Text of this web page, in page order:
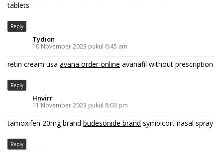
tablets
Reply
Tydion
10 November 2023 pukul 6:45 am
retin cream usa avana order online avanafil without prescription
Reply
Hnvirr
11 November 2023 pukul 8:03 pm
tamoxifen 20mg brand budesonide brand symbicort nasal spray
Reply